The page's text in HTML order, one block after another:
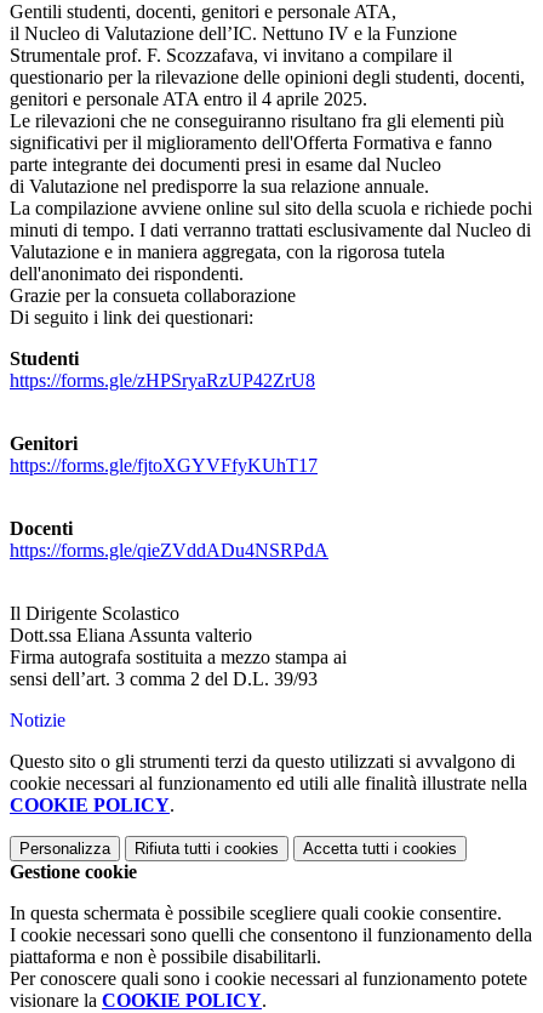
Gentili studenti, docenti, genitori e personale ATA,
il Nucleo di Valutazione dell’IC. Nettuno IV e la Funzione
Strumentale prof. F. Scozzafava, vi invitano a compilare il
questionario per la rilevazione delle opinioni degli studenti, docenti,
genitori e personale ATA entro il 4 aprile 2025.
Le rilevazioni che ne conseguiranno risultano fra gli elementi più
significativi per il miglioramento dell'Offerta Formativa e fanno
parte integrante dei documenti presi in esame dal Nucleo
di Valutazione nel predisporre la sua relazione annuale.
La compilazione avviene online sul sito della scuola e richiede pochi
minuti di tempo. I dati verranno trattati esclusivamente dal Nucleo di
Valutazione e in maniera aggregata, con la rigorosa tutela
dell'anonimato dei rispondenti.
Grazie per la consueta collaborazione
Di seguito i link dei questionari:
Studenti
https://forms.gle/zHPSryaRzUP42ZrU8
Genitori
https://forms.gle/fjtoXGYVFfyKUhT17
Docenti
https://forms.gle/qieZVddADu4NSRPdA
Il Dirigente Scolastico
Dott.ssa Eliana Assunta valterio
Firma autografa sostituita a mezzo stampa ai
sensi dell’art. 3 comma 2 del D.L. 39/93
Notizie
Questo sito o gli strumenti terzi da questo utilizzati si avvalgono di
cookie necessari al funzionamento ed utili alle finalità illustrate nella
COOKIE POLICY.
Personalizza Rifiuta tutti i cookies Accetta tutti i cookies
Gestione cookie
In questa schermata è possibile scegliere quali cookie consentire.
I cookie necessari sono quelli che consentono il funzionamento della
piattaforma e non è possibile disabilitarli.
Per conoscere quali sono i cookie necessari al funzionamento potete
visionare la COOKIE POLICY.